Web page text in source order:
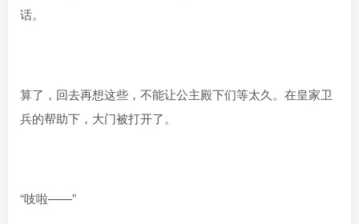
话。
算了，回去再想这些，不能让公主殿下们等太久。在皇家卫
兵的帮助下，大门被打开了。
“吱啦——”